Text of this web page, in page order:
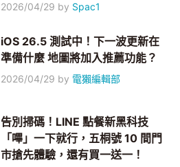
2026/04/29 by Spac1
iOS 26.5 測試中！下一波更新在
準備什麼 地圖將加入推薦功能？
2026/04/29 by 電獺編輯部
告別掃碼！LINE 點餐新黑科技
「嗶」一下就行，五桐號 10 間門
市搶先體驗，還有買一送一！